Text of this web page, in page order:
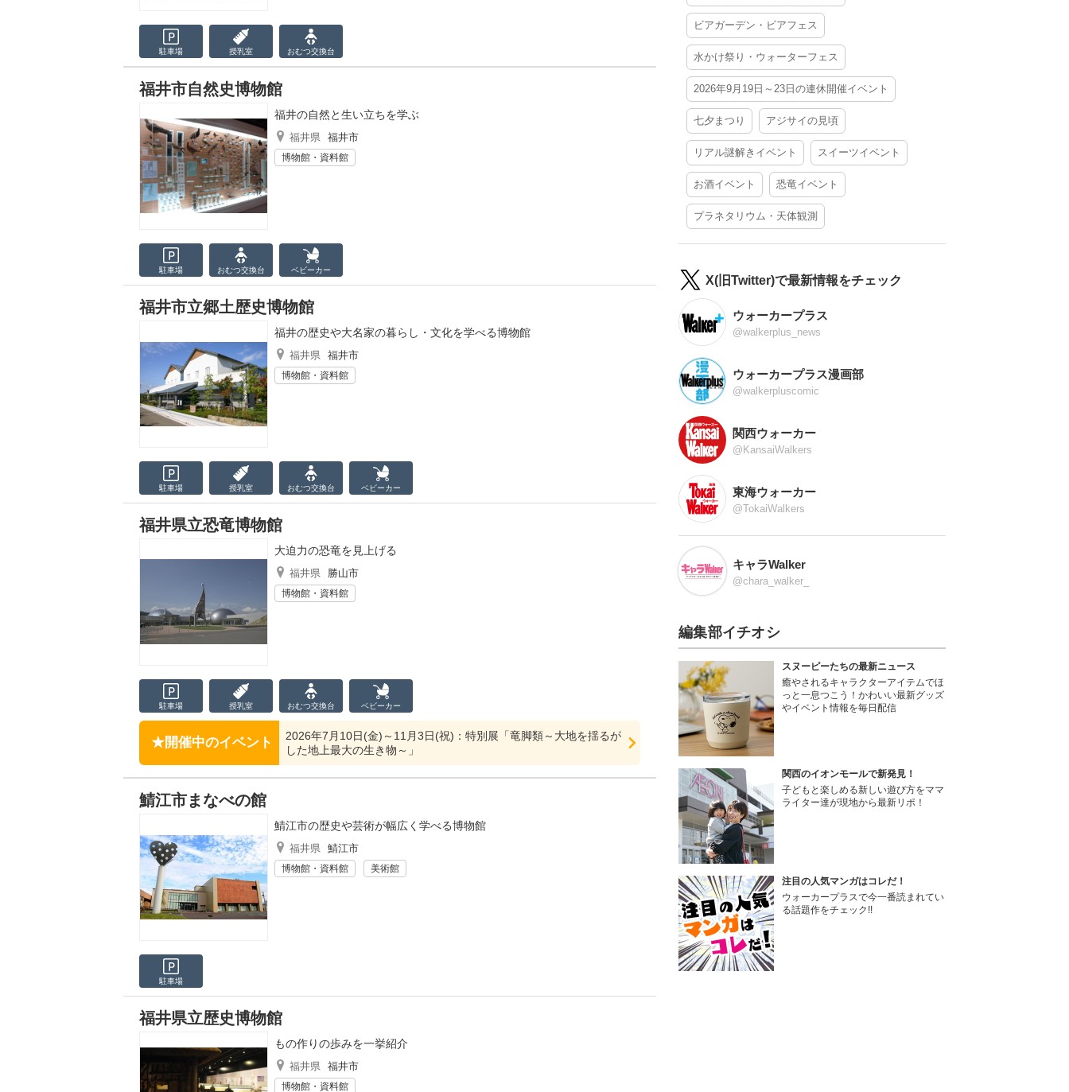
駐車場 授乳室 おむつ交換台
福井市自然史博物館
福井の自然と生い立ちを学ぶ
福井県 福井市
博物館・資料館
駐車場 おむつ交換台 ベビーカー
福井市立郷土歴史博物館
福井の歴史や大名家の暮らし・文化を学べる博物館
福井県 福井市
博物館・資料館
駐車場 授乳室 おむつ交換台 ベビーカー
福井県立恐竜博物館
大迫力の恐竜を見上げる
福井県 勝山市
博物館・資料館
駐車場 授乳室 おむつ交換台 ベビーカー
開催中のイベント
2026年7月10日(金)～11月3日(祝)：特別展「竜脚類～大地を揺るが
した地上最大の生き物～」
鯖江市まなべの館
鯖江市の歴史や芸術が幅広く学べる博物館
福井県 鯖江市
博物館・資料館 美術館
駐車場
福井県立歴史博物館
もの作りの歩みを一挙紹介
福井県 福井市
博物館・資料館
ビアガーデン・ビアフェス
水かけ祭り・ウォーターフェス
2026年9月19日～23日の連休開催イベント
七夕まつり アジサイの見頃
リアル謎解きイベント スイーツイベント
お酒イベント 恐竜イベント
プラネタリウム・天体観測
X(旧Twitter)で最新情報をチェック
ウォーカープラス
@walkerplus_news
ウォーカープラス漫画部
@walkerpluscomic
関西ウォーカー
@KansaiWalkers
東海ウォーカー
@TokaiWalkers
キャラWalker
@chara_walker_
編集部イチオシ
スヌーピーたちの最新ニュース
癒やされるキャラクターアイテムでほ
っと一息つこう！かわいい最新グッズ
やイベント情報を毎日配信
関西のイオンモールで新発見！
子どもと楽しめる新しい遊び方をママ
ライター達が現地から最新リポ！
注目の人気マンガはコレだ！
ウォーカープラスで今一番読まれてい
る話題作をチェック!!